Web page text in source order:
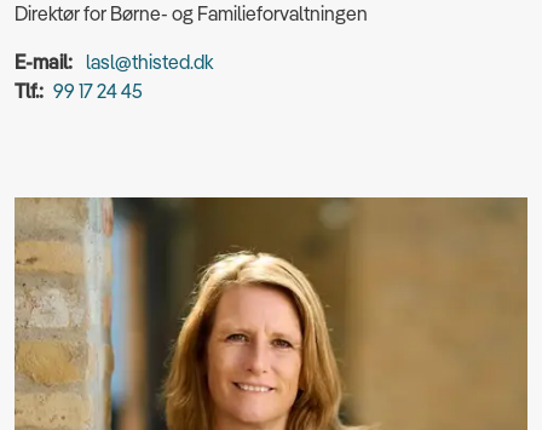
Direktør for Børne- og Familieforvaltningen
E-mail: lasl@thisted.dk
Tlf.: 99 17 24 45